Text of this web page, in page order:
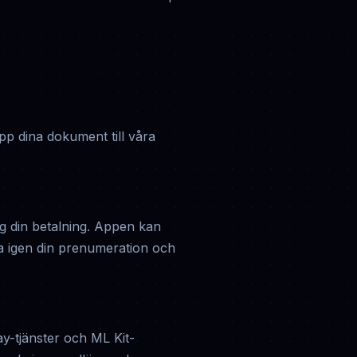
dina dokument till våra
din betalning. Appen kan
din prenumeration och
tjänster och ML Kit-